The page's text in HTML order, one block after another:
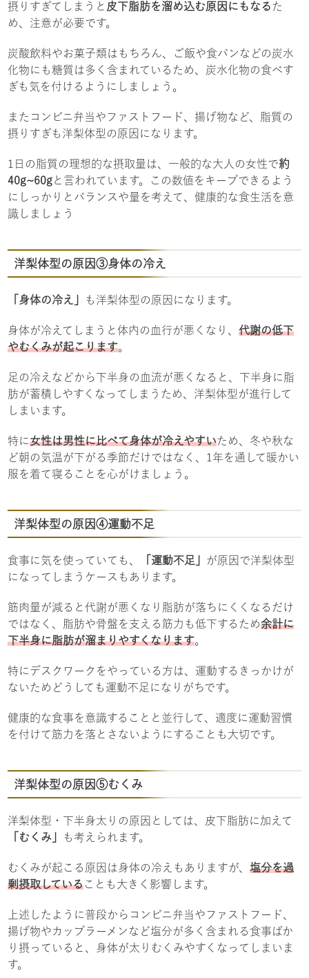
摂りすぎてしまうと 皮下脂肪を溜め込む原因にもなるた
め、注意が必要です。
炭酸飲料やお菓子類はもちろん、ご飯や食パンなどの炭水
化物にも糖質は多く含まれているため、炭水化物の食べす
ぎも気を付けるようにしましょう。
またコンビニ弁当やファストフード、揚げ物など、脂質の
摂りすぎも洋梨体型の原因になります。
1日の脂質の理想的な摂取量は、一般的な大人の女性で約
40g~60gと言われています。この数値をキープできるよう
にしっかりとバランスや量を考えて、健康的な食生活を意
識しましょう
洋梨体型の原因③身体の冷え
「身体の冷え」 も洋梨体型の原因になります。
身体が冷えてしまうと体内の血行が悪くなり、代謝の低下
やむくみが起こります。
足の冷えなどから下半身の血流が悪くなると、下半身に脂
肪が蓄積しやすくなってしまうため、洋梨体型が進行して
しまいます。
特に女性は男性に比べて身体が冷えやすいため、冬や秋な
ど朝の気温が下がる季節だけではなく、1年を通して暖かい
服を着て寝ることを心がけましょう。
洋梨体型の原因④運動不足
食事に気を使っていても、 「運動不足」 が原因で洋梨体型
になってしまうケースもあります。
筋肉量が減ると代謝が悪くなり脂肪が落ちにくくなるだけ
ではなく、脂肪や骨盤を支える筋力も低下するため余計に
下半身に脂肪が溜まりやすくなります。
特にデスクワークをやっている方は、運動するきっかけが
ないためどうしても運動不足になりがちです。
健康的な食事を意識することと並行して、適度に運動習慣
を付けて筋力を落とさないようにすることも大切です。
洋梨体型の原因⑤むくみ
洋梨体型・下半身太りの原因としては、皮下脂肪に加えて
「むくみ」
も考えられます。
むくみが起こる原因は身体の冷えもありますが、塩分を過
剰摂取していることも大きく影響します。
上述したように普段からコンビニ弁当やファストフード、
揚げ物やカップラーメンなど塩分が多く含まれる食事ばか
り摂っていると、身体が太りむくみやすくなってしまいま
す。